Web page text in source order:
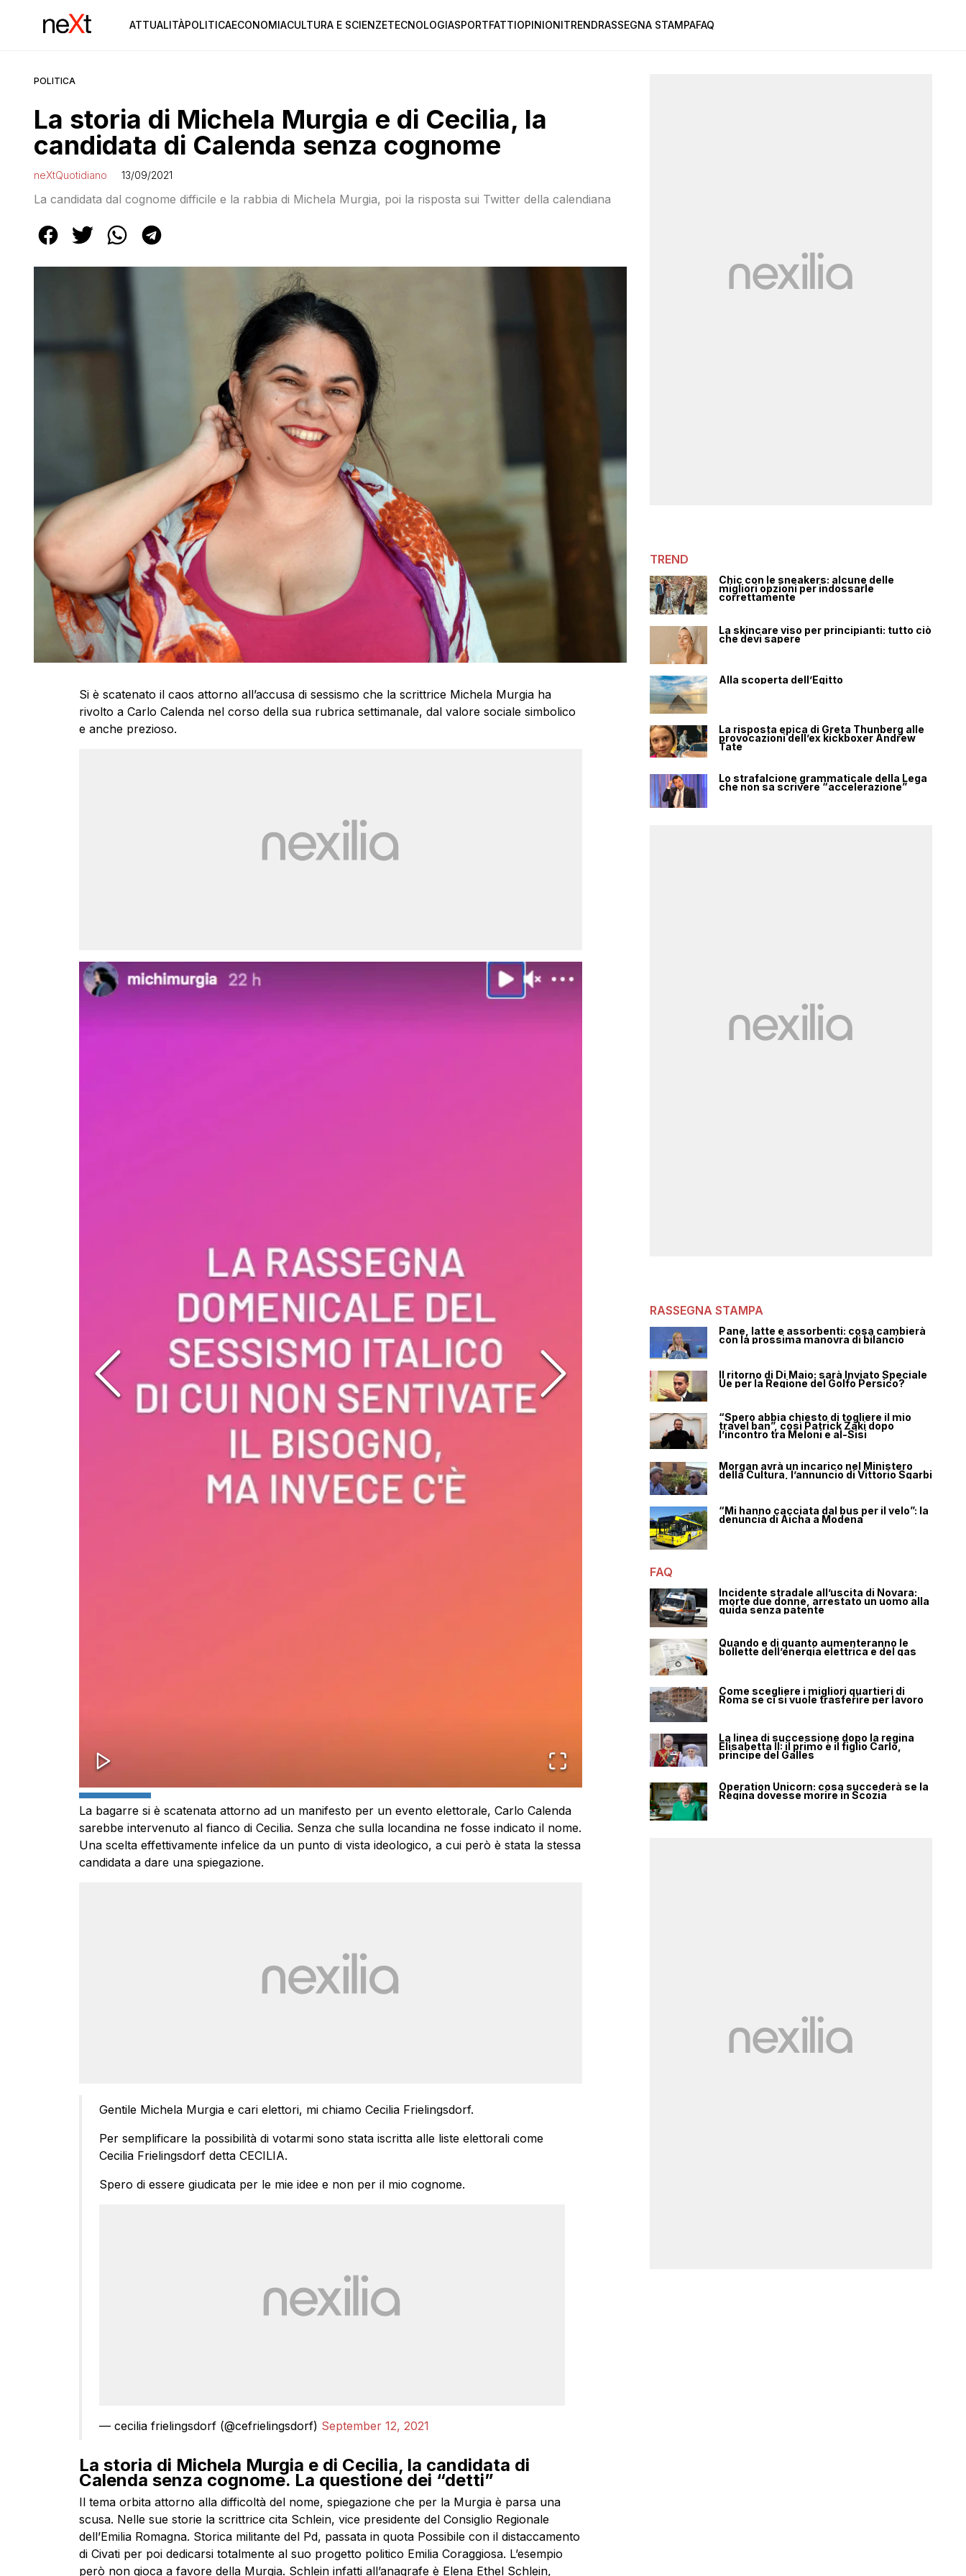
ATTUALITÀPOLITICAECONOMIACULTURA E SCIENZETECNOLOGIASPORTFATTIOPINIONITRENDRASSEGNA STAMPAFAQ
POLITICA
La storia di Michela Murgia e di Cecilia, la
candidata di Calenda senza cognome
neXtQuotidiano 13/09/2021
La candidata dal cognome difficile e la rabbia di Michela Murgia, poi la risposta sui Twitter della calendiana
Si è scatenato il caos attorno all’accusa di sessismo che la scrittrice Michela Murgia ha
rivolto a Carlo Calenda nel corso della sua rubrica settimanale, dal valore sociale simbolico
e anche prezioso.
La bagarre si è scatenata attorno ad un manifesto per un evento elettorale, Carlo Calenda
sarebbe intervenuto al fianco di Cecilia. Senza che sulla locandina ne fosse indicato il nome.
Una scelta effettivamente infelice da un punto di vista ideologico, a cui però è stata la stessa
candidata a dare una spiegazione.
Gentile Michela Murgia e cari elettori, mi chiamo Cecilia Frielingsdorf.
Per semplificare la possibilità di votarmi sono stata iscritta alle liste elettorali come
Cecilia Frielingsdorf detta CECILIA.
Spero di essere giudicata per le mie idee e non per il mio cognome.
— cecilia frielingsdorf (@cefrielingsdorf) September 12, 2021
La storia di Michela Murgia e di Cecilia, la candidata di
Calenda senza cognome. La questione dei “detti”
Il tema orbita attorno alla difficoltà del nome, spiegazione che per la Murgia è parsa una
scusa. Nelle sue storie la scrittrice cita Schlein, vice presidente del Consiglio Regionale
dell’Emilia Romagna. Storica militante del Pd, passata in quota Possibile con il distaccamento
di Civati per poi dedicarsi totalmente al suo progetto politico Emilia Coraggiosa. L’esempio
però non gioca a favore della Murgia. Schlein infatti all’anagrafe è Elena Ethel Schlein,
TREND
Chic con le sneakers: alcune delle
migliori opzioni per indossarle
correttamente
La skincare viso per principianti: tutto ciò
che devi sapere
Alla scoperta dell’Egitto
La risposta epica di Greta Thunberg alle
provocazioni dell’ex kickboxer Andrew
Tate
Lo strafalcione grammaticale della Lega
che non sa scrivere “accelerazione”
RASSEGNA STAMPA
Pane, latte e assorbenti: cosa cambierà
con la prossima manovra di bilancio
Il ritorno di Di Maio: sarà Inviato Speciale
Ue per la Regione del Golfo Persico?
“Spero abbia chiesto di togliere il mio
travel ban”, così Patrick Zaki dopo
l’incontro tra Meloni e al-Sisi
Morgan avrà un incarico nel Ministero
della Cultura, l’annuncio di Vittorio Sgarbi
“Mi hanno cacciata dal bus per il velo”: la
denuncia di Aicha a Modena
FAQ
Incidente stradale all’uscita di Novara:
morte due donne, arrestato un uomo alla
guida senza patente
Quando e di quanto aumenteranno le
bollette dell’energia elettrica e del gas
Come scegliere i migliori quartieri di
Roma se ci si vuole trasferire per lavoro
La linea di successione dopo la regina
Elisabetta II: il primo è il figlio Carlo,
principe del Galles
Operation Unicorn: cosa succederà se la
Regina dovesse morire in Scozia